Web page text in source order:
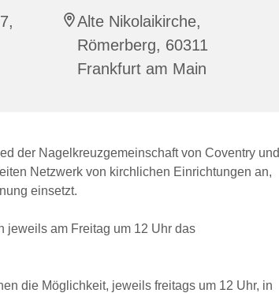
Alte Nikolaikirche,
Römerberg, 60311
Frankfurt am Main
der Nagelkreuzgemeinschaft von Coventry und
Netzwerk von kirchlichen Einrichtungen an,
einsetzt.
jeweils am Freitag um 12 Uhr das
die Möglichkeit, jeweils freitags um 12 Uhr, in